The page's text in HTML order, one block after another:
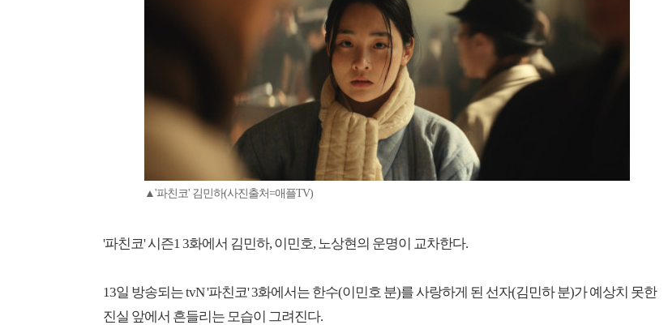
▲'파친코' 김민하(사진출처=애플TV)
'파친코' 시즌1 3화에서 김민하, 이민호, 노상현의 운명이 교차한다.
13일 방송되는 tvN '파친코' 3화에서는 한수(이민호 분)를 사랑하게 된 선자(김민하 분)가 예상치 못한
진실 앞에서 흔들리는 모습이 그려진다.